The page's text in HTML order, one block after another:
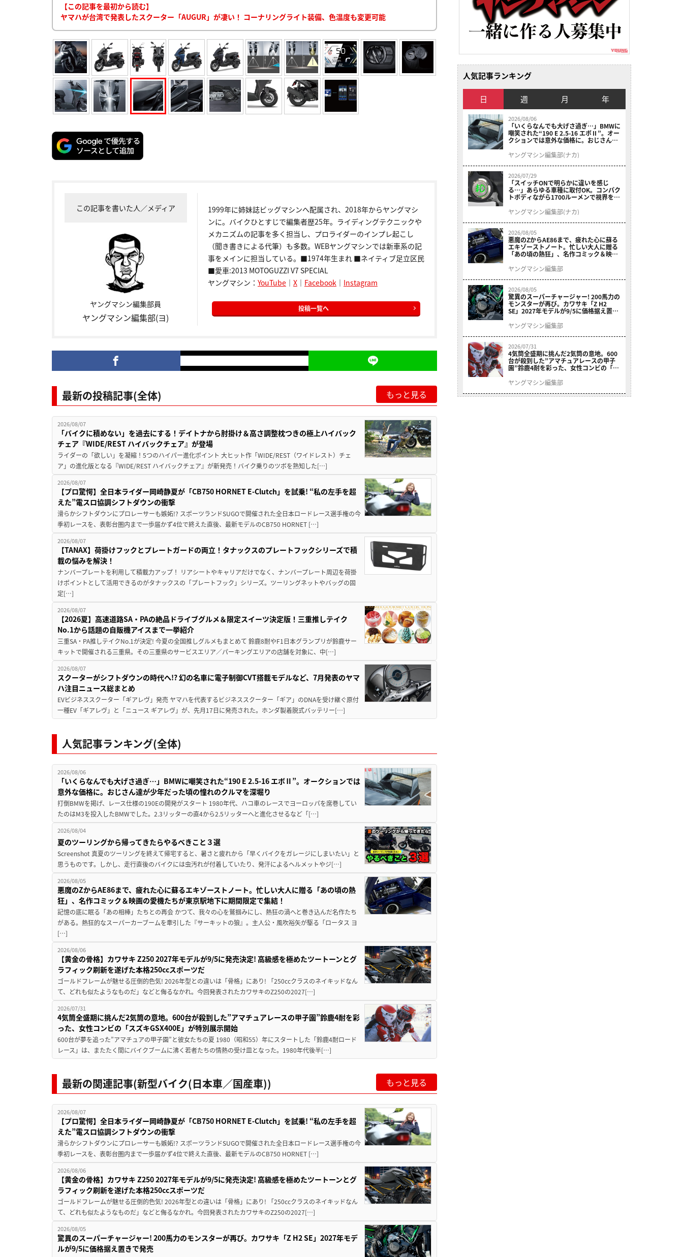
【この記事を最初から読む】
ヤマハが台湾で発表したスクーター「AUGUR」が凄い！ コーナリングライト装備、色温度も変更可能
この記事を書いた人／メディア
ヤングマシン編集部員
ヤングマシン編集部(ヨ)
1999年に姉妹誌ビッグマシンへ配属され、2018年からヤングマシ
ンに。バイクひとすじで編集者歴25年。ライディングテクニックや
メカニズムの記事を多く担当し、プロライダーのインプレ起こし
（聞き書きによる代筆）も多数。WEBヤングマシンでは新車系の記
事をメインに担当している。■1974年生まれ ■ネイティブ足立区民
■愛車:2013 MOTOGUZZI V7 SPECIAL
ヤングマシン： YouTube｜ X｜ Facebook｜ Instagram
投稿一覧へ
最新の投稿記事(全体) もっと見る
2026/08/07
「バイクに積めない」を過去にする！デイトナから肘掛け＆高さ調整枕つきの極上ハイバック
チェア『WIDE/REST ハイバックチェア』が登場
ライダーの「欲しい」を凝縮！5つのハイパー進化ポイント 大ヒット作「WIDE/REST（ワイドレスト）チェ
ア」の進化版となる『WIDE/REST ハイバックチェア』が新発売！バイク乗りのツボを熟知した[…]
2026/08/07
【プロ驚愕】全日本ライダー岡崎静夏が「CB750 HORNET E-Clutch」を試乗! “私の左手を超
えた”電スロ協調シフトダウンの衝撃
滑らかシフトダウンにプロレーサーも嫉妬!? スポーツランドSUGOで開催された全日本ロードレース選手権の今
季初レースを、表彰台圏内まで一歩届かず4位で終えた直後、最新モデルのCB750 HORNET […]
2026/08/07
【TANAX】荷掛けフックとプレートガードの両立！タナックスのプレートフックシリーズで積
載の悩みを解決！
ナンバープレートを利用して積載力アップ！ リアシートやキャリアだけでなく、ナンバープレート周辺を荷掛
けポイントとして活用できるのがタナックスの「プレートフック」シリーズ。ツーリングネットやバッグの固
定[…]
2026/08/07
【2026夏】高速道路SA・PAの絶品ドライブグルメ＆限定スイーツ決定版！三重推しテイク
No.1から話題の自販機アイスまで一挙紹介
三重SA・PA推しテイクNo.1が決定! 今夏の全国推しグルメもまとめて 鈴鹿8耐やF1日本グランプリが鈴鹿サー
キットで開催される三重県。その三重県のサービスエリア／パーキングエリアの店舗を対象に、中[…]
2026/08/07
スクーターがシフトダウンの時代へ!? 幻の名車に電子制御CVT搭載モデルなど、7月発表のヤマ
ハ注目ニュース総まとめ
EVビジネススクーター「ギアレヴ」発売 ヤマハを代表するビジネススクーター「ギア」のDNAを受け継ぐ原付
一種EV「ギアレヴ」と「ニュース ギアレヴ」が、先月17日に発売された。ホンダ製着脱式バッテリー[…]
人気記事ランキング(全体)
2026/08/06
「いくらなんでも大げさ過ぎ…」BMWに嘲笑された“190 E 2.5-16 エボⅡ”。オークションでは
意外な価格に。おじさん達が少年だった頃の憧れのクルマを深堀り
打倒BMWを掲げ、レース仕様の190Eの開発がスタート 1980年代、ハコ車のレースでヨーロッパを席巻してい
たのはM3を投入したBMWでした。2.3リッターの直4から2.5リッターへと進化させるなど「[…]
2026/08/04
夏のツーリングから帰ってきたらやるべきこと３選
Screenshot 真夏のツーリングを終えて帰宅すると、暑さと疲れから「早くバイクをガレージにしまいたい」と
思うものです。しかし、走行直後のバイクには虫汚れが付着していたり、発汗によるヘルメットやジ[…]
2026/08/05
悪魔のZからAE86まで、疲れた心に蘇るエキゾーストノート。忙しい大人に贈る「あの頃の熱
狂」、名作コミック＆映画の愛機たちが東京駅地下に期間限定で集結！
記憶の底に眠る「あの相棒」たちとの再会 かつて、我々の心を鷲掴みにし、熱狂の渦へと巻き込んだ名作たち
がある。熱狂的なスーパーカーブームを牽引した『サーキットの狼』。主人公・風吹裕矢が駆る「ロータス ヨ
[…]
2026/08/06
【黄金の骨格】カワサキ Z250 2027年モデルが9/5に発売決定! 高級感を極めたツートーンとグ
ラフィック刷新を遂げた本格250ccスポーツだ
ゴールドフレームが魅せる圧倒的色気! 2026年型との違いは「骨格」にあり! 「250ccクラスのネイキッドなん
て、どれも似たようなものだ」などと侮るなかれ。今回発表されたカワサキのZ250の2027[…]
2026/07/31
4気筒全盛期に挑んだ2気筒の意地。600台が殺到した”アマチュアレースの甲子園”鈴鹿4耐を彩
った、女性コンビの「スズキGSX400E」が特別展示開始
600台が夢を追った”アマチュアの甲子園”と彼女たちの夏 1980（昭和55）年にスタートした「鈴鹿4耐ロード
レース」は、またたく間にバイクブームに沸く若者たちの情熱の受け皿となった。1980年代後半[…]
最新の関連記事(新型バイク(日本車／国産車)) もっと見る
2026/08/07
【プロ驚愕】全日本ライダー岡崎静夏が「CB750 HORNET E-Clutch」を試乗! “私の左手を超
えた”電スロ協調シフトダウンの衝撃
滑らかシフトダウンにプロレーサーも嫉妬!? スポーツランドSUGOで開催された全日本ロードレース選手権の今
季初レースを、表彰台圏内まで一歩届かず4位で終えた直後、最新モデルのCB750 HORNET […]
2026/08/06
【黄金の骨格】カワサキ Z250 2027年モデルが9/5に発売決定! 高級感を極めたツートーンとグ
ラフィック刷新を遂げた本格250ccスポーツだ
ゴールドフレームが魅せる圧倒的色気! 2026年型との違いは「骨格」にあり! 「250ccクラスのネイキッドなん
て、どれも似たようなものだ」などと侮るなかれ。今回発表されたカワサキのZ250の2027[…]
2026/08/05
驚異のスーパーチャージャー! 200馬力のモンスターが再び。カワサキ「Z H2 SE」2027年モデ
ルが9/5に価格据え置きで発売
人気記事ランキング
日 週 月 年
2026/08/06
「いくらなんでも大げさ過ぎ…」BMWに
嘲笑された“190 E 2.5-16 エボⅡ”。オー
クションでは意外な価格に。おじさん達
ヤングマシン編集部(ナカ)
2026/07/29
「スイッチONで明らかに違いを感じ
る…」あらゆる車種に取付OK。コンパク
トボディながら1700ルーメンで視界を確
ニット プレシャスレイ スモール］
ヤングマシン編集部(ナカ)
2026/08/05
悪魔のZからAE86まで、疲れた心に蘇る
エキゾーストノート。忙しい大人に贈る
「あの頃の熱狂」、名作コミック＆映画
結！
ヤングマシン編集部
2026/08/05
驚異のスーパーチャージャー! 200馬力の
モンスターが再び。カワサキ「Z H2
SE」2027年モデルが9/5に価格据え置き
ヤングマシン編集部
2026/07/31
4気筒全盛期に挑んだ2気筒の意地。600
台が殺到した”アマチュアレースの甲子
園”鈴鹿4耐を彩った、女性コンビの「ス
ヤングマシン編集部